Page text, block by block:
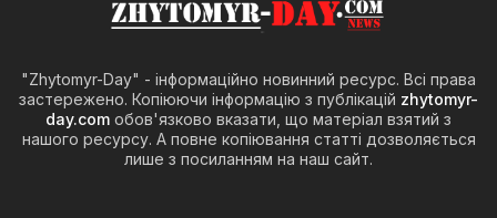
"Zhytomyr-Day" - інформаційно новинний ресурс. Всі права
застережено. Копіюючи інформацію з публікацій zhytomyr-
day.com обов'язково вказати, що матеріал взятий з
нашого ресурсу. А повне копіювання статті дозволяється
лише з посиланням на наш сайт.